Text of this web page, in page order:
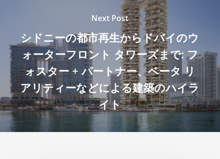
Next Post
シドニーの都市再生からドバイのウ
ォーターフロント タワーズまで: フ
ォスター + パートナー、ベータ リ
アリティーなどによる建築のハイラ
イト